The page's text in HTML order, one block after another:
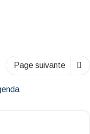
Page suivante